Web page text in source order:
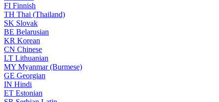
FI Finnish
TH Thai (Thailand)
SK Slovak
BE Belarusian
KR Korean
CN Chinese
LT Lithuanian
MY Myanmar (Burmese)
GE Georgian
IN Hindi
ET Estonian